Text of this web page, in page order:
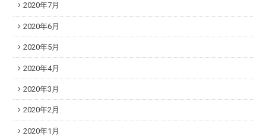
2020年7月
2020年6月
2020年5月
2020年4月
2020年3月
2020年2月
2020年1月